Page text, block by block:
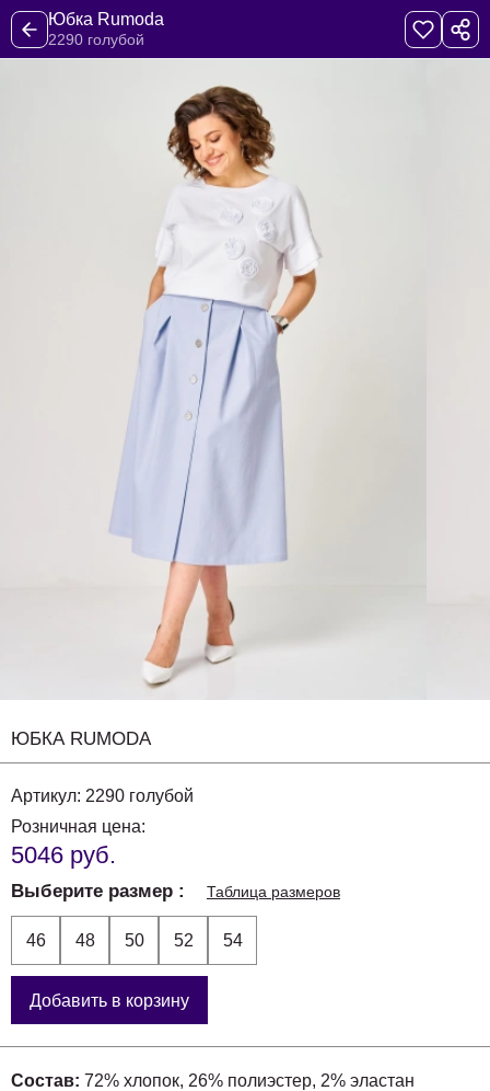
Юбка Rumoda
2290 голубой
ЮБКА RUMODA
Артикул: 2290 голубой
Розничная цена:
5046 руб.
Выберите размер Таблица размеров
46 48 50 52 54
Добавить в корзину
Состав: 72% хлопок, 26% полиэстер, 2% эластан